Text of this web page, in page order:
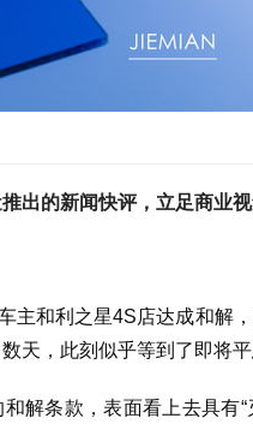
出的新闻快评，立足商业
主和利之星4S店达成和解
天，此刻似乎等到了即将平
解条款，表面看上去具有